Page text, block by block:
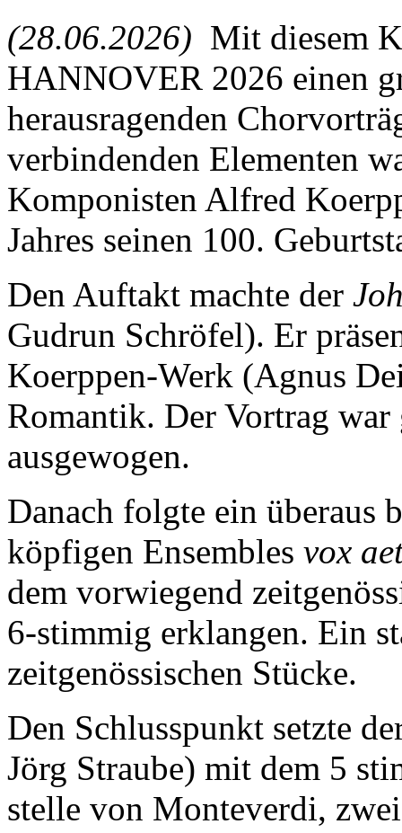
(28.06.2026) Mit diesem
HANNOVER 2026 einen
herausragenden
verbindenden Elementen
Komponisten Alfred
Jahres seinen 100.
Den Auftakt machte der
Gudrun Schröfel). Er
Koerppen-Werk (Agnus
Romantik. Der Vortrag
ausgewogen.
Danach folgte ein überaus
köpfigen Ensembles vox
dem vorwiegend
6-stimmig erklangen. Ein
zeitgenössischen Stücke.
Den Schlusspunkt setzte
Jörg Straube) mit dem 5
stelle von Monteverdi,